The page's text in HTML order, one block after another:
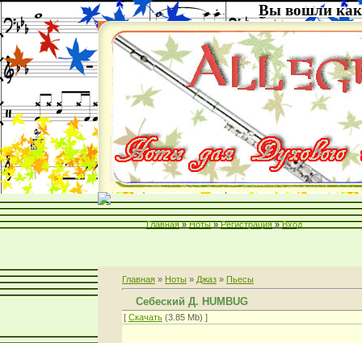
Вы вошли как
Главная » Ноты » Регистрация » Вход
Главная » Ноты » Джаз » Пьесы
Себеский Д. HUMBUG
[ Скачать (3.85 Mb) ]